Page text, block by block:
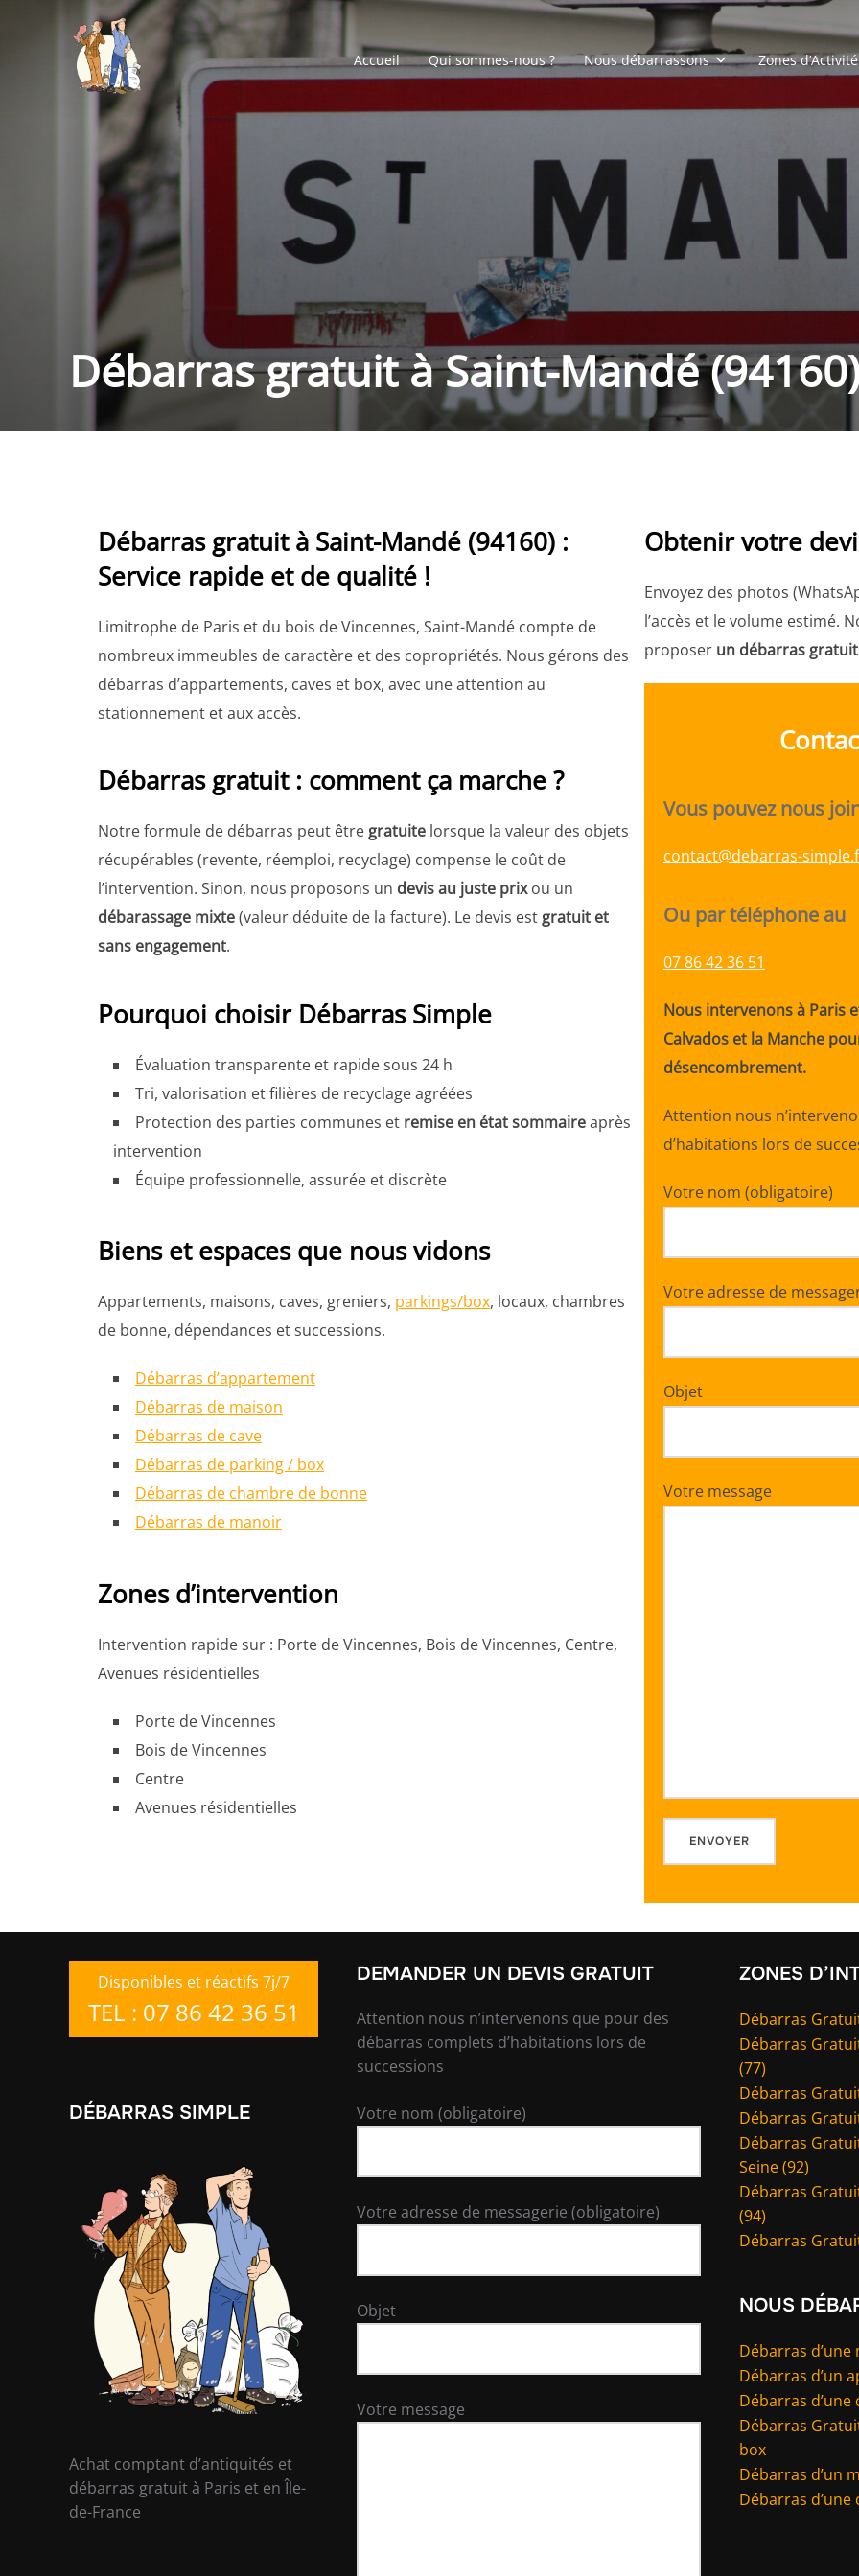
Accueil Qui sommes-nous ? Nous débarrassons Zones d’Activité
Débarras gratuit à Saint-Mandé (94160)
Débarras gratuit à Saint-Mandé (94160) :
Service rapide et de qualité !
Limitrophe de Paris et du bois de Vincennes, Saint-Mandé compte de
nombreux immeubles de caractère et des copropriétés. Nous gérons des
débarras d’appartements, caves et box, avec une attention au
stationnement et aux accès.
Débarras gratuit : comment ça marche ?
Notre formule de débarras peut êtregratuite lorsque la valeur des objets
récupérables (revente, réemploi, recyclage) compense le coût de
l’intervention. Sinon, nous proposons un devis au juste prixou un
débarassage mixte(valeur déduite de la facture). Le devis estgratuit et
sans engagement.
Pourquoi choisir Débarras Simple
Évaluation transparente et rapide sous 24 h
Tri, valorisation et filières de recyclage agréées
Protection des parties communes et remise en état sommaireaprès
intervention
Équipe professionnelle, assurée et discrète
Biens et espaces que nous vidons
Appartements, maisons, caves, greniers, parkings/box, locaux, chambres
de bonne, dépendances et successions.
Débarras d’appartement
Débarras de maison
Débarras de cave
Débarras de parking / box
Débarras de chambre de bonne
Débarras de manoir
Zones d’intervention
Intervention rapide sur : Porte de Vincennes, Bois de Vincennes, Centre,
Avenues résidentielles
Porte de Vincennes
Bois de Vincennes
Centre
Avenues résidentielles
Obtenir votre
Envoyez des photos
l’accès et le volume estimé.
proposer un débarras
Vous pouvez nous
contact@debarras-
Ou par téléphone au
07 86 42 36 51
Nous intervenons à Paris
Calvados et la Manche
désencombrement.
Attention nous
d’habitations lors de
Votre nom (obligatoire)
Votre adresse de
Objet
Votre message
Disponibles et réactifs 7j/7
TEL : 07 86 42 36 51
DÉBARRAS SIMPLE
Achat comptant d’antiquités et
débarras gratuit à Paris et en Île-
de-France
DEMANDER UN DEVIS GRATUIT
Attention nous n’intervenons que pour des
débarras complets d’habitations lors de
successions
Votre nom (obligatoire)
Votre adresse de messagerie (obligatoire)
Objet
Votre message
ZONES
Débarras
Débarras
(77)
Débarras
Débarras
Débarras
Seine (92)
Débarras
(94)
Débarras
NOUS
Débarras d’une
Débarras d’un
Débarras d’une
Débarras
box
Débarras d’un
Débarras